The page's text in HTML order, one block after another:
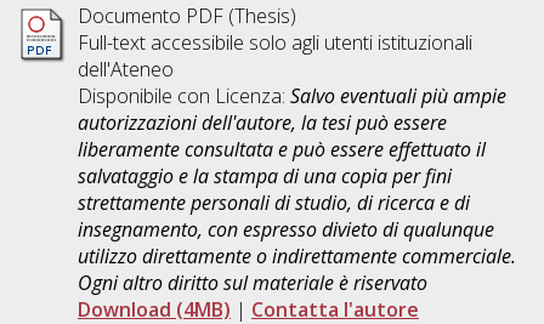
Documento PDF (Thesis)
Full-text accessibile solo agli utenti istituzionali
dell'Ateneo
Disponibile con Licenza: Salvo eventuali più ampie
autorizzazioni dell'autore, la tesi può essere
liberamente consultata e può essere effettuato il
salvataggio e la stampa di una copia per fini
strettamente personali di studio, di ricerca e di
insegnamento, con espresso divieto di qualunque
utilizzo direttamente o indirettamente commerciale.
Ogni altro diritto sul materiale è riservato
Download (4MB) | Contatta l'autore